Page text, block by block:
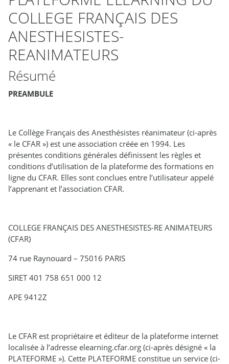
COLLEGE FRANÇAIS DES
ANESTHESISTES-
REANIMATEURS
Résumé
PREAMBULE
Le Collège Français des Anesthésistes réanimateur (ci-après
« le CFAR ») est une association créée en 1994. Les
présentes conditions générales définissent les règles et
conditions d’utilisation de la plateforme des formations en
ligne du CFAR. Elles sont conclues entre l’utilisateur appelé
l’apprenant et l’association CFAR.
COLLEGE FRANÇAIS DES ANESTHESISTES-RE ANIMATEURS
(CFAR)
74 rue Raynouard – 75016 PARIS
SIRET 401 758 651 000 12
APE 9412Z
Le CFAR est propriétaire et éditeur de la plateforme internet
localisée à l’adresse elearning.cfar.org (ci-après désigné « la
PLATEFORME »). Cette PLATEFORME constitue un service (ci-